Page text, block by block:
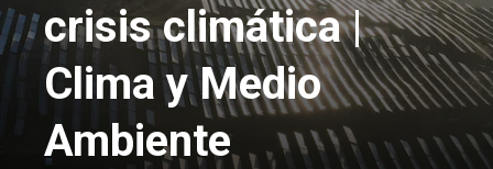
crisis climática |
Clima y Medio
Ambiente